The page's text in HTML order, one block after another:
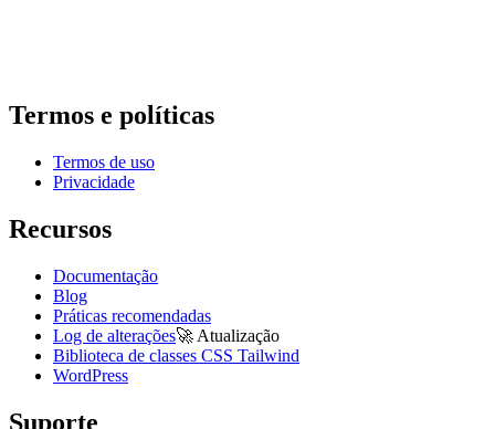
Termos e políticas
Termos de uso
Privacidade
Recursos
Documentação
Blog
Práticas recomendadas
Log de alterações🚀 Atualização
Biblioteca de classes CSS Tailwind
WordPress
Suporte